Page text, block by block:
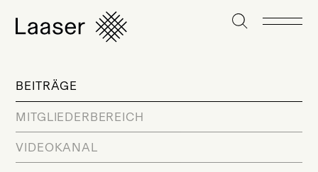
BEITRÄGE
MITGLIEDERBEREICH
VIDEOKANAL